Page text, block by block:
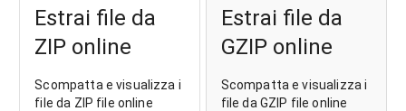
Estrai file da
ZIP online
Scompatta e visualizza i
file da ZIP file online
Estrai file da
GZIP online
Scompatta e visualizza i
file da GZIP file online